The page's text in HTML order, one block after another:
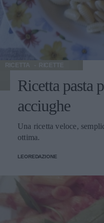
(45%-55%) sangiovese
asciutto armonico
gradazione alcolica
RICETTA
Ricetta pasta
acciughe
Una ricetta veloce,
ottima.
LEOREDAZIONE